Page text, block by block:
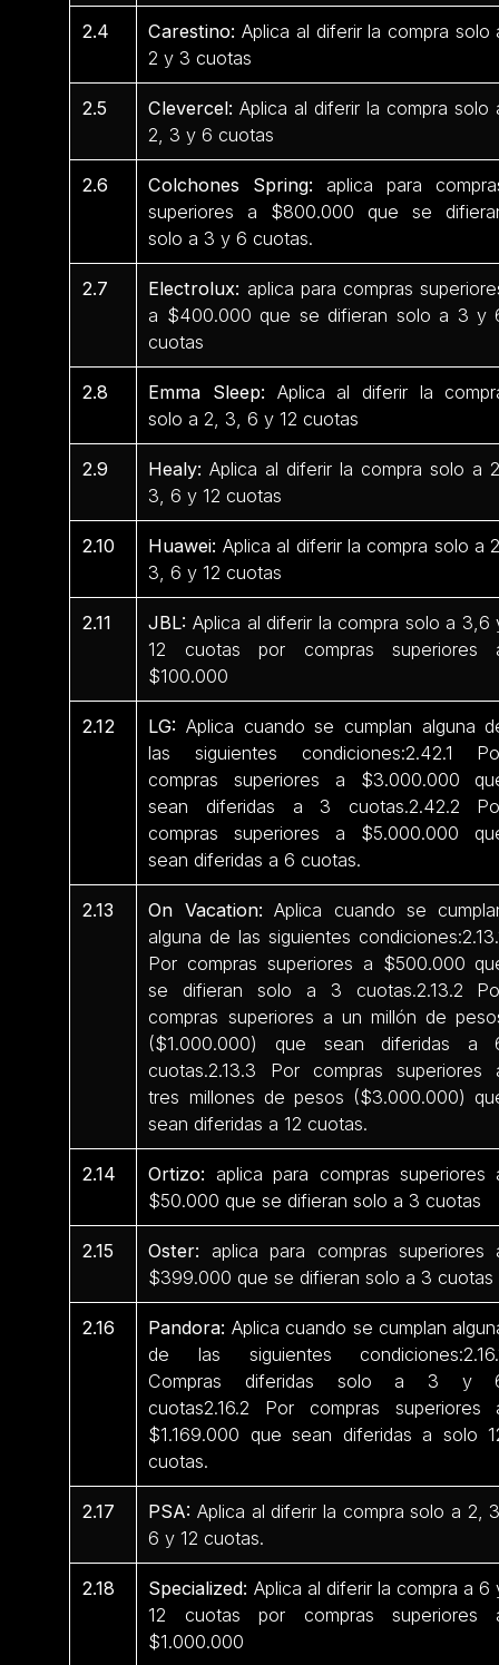
2.4 Carestino: Aplica al diferir la compra solo
2 y 3 cuotas
2.5 Clevercel:Aplica al diferir la compra solo
2, 3 y 6 cuotas
2.6 Colchones Spring: aplica para
superiores a $800.000 que se
solo a 3 y 6 cuotas.
2.7 Electrolux: aplica para compras
a $400.000 que se difieran solo a 3 y
cuotas
2.8 Emma Sleep: Aplica al diferir la
solo a 2, 3, 6 y 12 cuotas
2.9 Healy: Aplica al diferir la compra solo a
3, 6 y 12 cuotas
2.10 Huawei: Aplica al diferir la compra solo a
3, 6 y 12 cuotas
2.11 JBL: Aplica al diferir la compra solo a 3,6
12 cuotas por compras superiores
$100.000
2.12 LG: Aplica cuando se cumplan alguna
las siguientes condiciones:2.42.1
compras superiores a $3.000.000
sean diferidas a 3 cuotas.2.42.2
compras superiores a $5.000.000
sean diferidas a 6 cuotas.
2.13 On Vacation:Aplica cuando se
alguna de las siguientes
Por compras superiores a $500.000
se difieran solo a 3 cuotas.2.13.2
compras superiores a un millón de
($1.000.000) que sean diferidas a
cuotas.2.13.3 Por compras superiores
tres millones de pesos ($3.000.000)
sean diferidas a 12 cuotas.
2.14 Ortizo: aplica para compras superiores
$50.000 que se difieran solo a 3 cuotas
2.15 Oster: aplica para compras superiores
$399.000 que se difieran solo a 3 cuotas
2.16 Pandora: Aplica cuando se cumplan
de las siguientes
Compras diferidas solo a 3 y
cuotas2.16.2 Por compras superiores
$1.169.000 que sean diferidas a solo
cuotas.
2.17 PSA: Aplica al diferir la compra solo a 2,
6 y 12 cuotas.
2.18 Specialized: Aplica al diferir la compra a 6
12 cuotas por compras superiores
$1.000.000